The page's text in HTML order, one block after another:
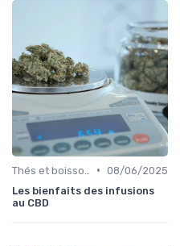
• 08/06/2025
Les bienfaits des infusions
au CBD